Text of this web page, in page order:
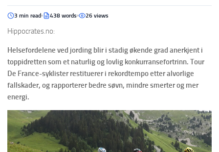
3 min read 438 words 26 views
Hippocrates.no:
Helsefordelene ved jording blir i stadig økende grad anerkjent i
toppidretten som et naturlig og lovlig konkurransefortrinn. Tour
De France-syklister restituerer i rekordtempo etter alvorlige
fallskader, og rapporterer bedre søvn, mindre smerter og mer
energi.